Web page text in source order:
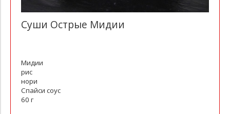
Суши Острые Мидии
Мидии
рис
нори
Спайси соус
60 г